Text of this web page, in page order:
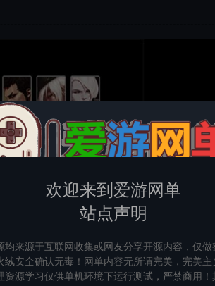
欢迎来到爱游网单
站点声明
均来源于互联网收集或网友分享开源内容，仅做
绒安全确认无毒！网单内容无所谓完美，完美主
资源学习仅供单机环境下运行测试，严禁商用！